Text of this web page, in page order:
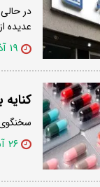
در
عدیده
۱۹ آذر ۱۴۰۱
سخنگوی
۲۶ آبان ۱۴۰۱